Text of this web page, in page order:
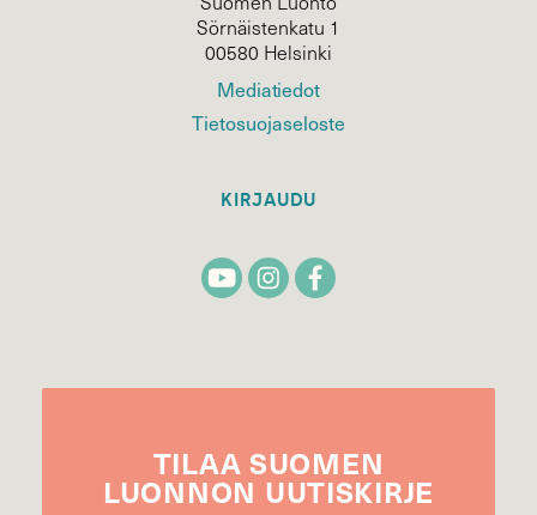
Sörnäistenkatu 1
00580 Helsinki
Mediatiedot
Tietosuojaseloste
KIRJAUDU
TILAA SUOMEN
LUONNON UUTIS­KIRJE